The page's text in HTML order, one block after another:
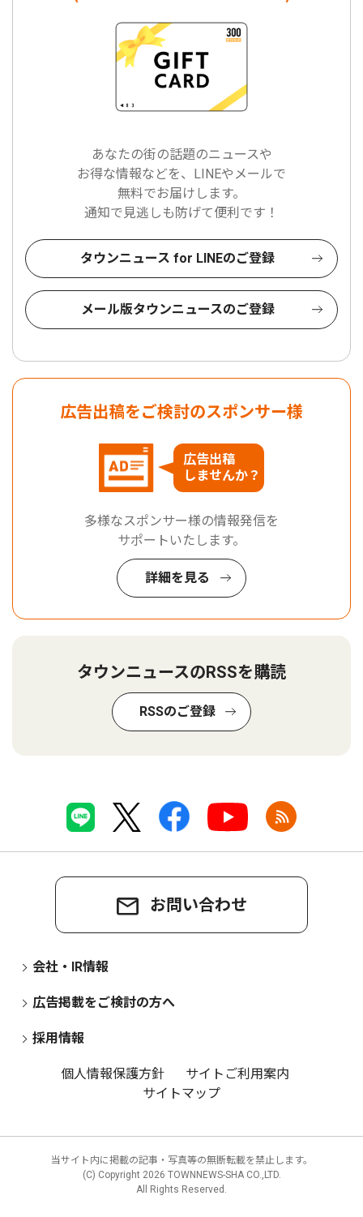
あなたの街の話題のニュースや
お得な情報などを、LINEやメールで
無料でお届けします。
通知で見逃しも防げて便利です！
タウンニュース for LINEのご登録
メール版タウンニュースのご登録
広告出稿をご検討のスポンサー様
広告出稿
しませんか？
多様なスポンサー様の情報発信を
サポートいたします。
詳細を見る
タウンニュースのRSSを購読
RSSのご登録
お問い合わせ
会社・IR情報
広告掲載をご検討の方へ
採用情報
個人情報保護方針
サイトご利用案内
サイトマップ
当サイト内に掲載の記事・写真等の無断転載を禁止します。
(C) Copyright 2026 TOWNNEWS-SHA CO.,LTD.
All Rights Reserved.